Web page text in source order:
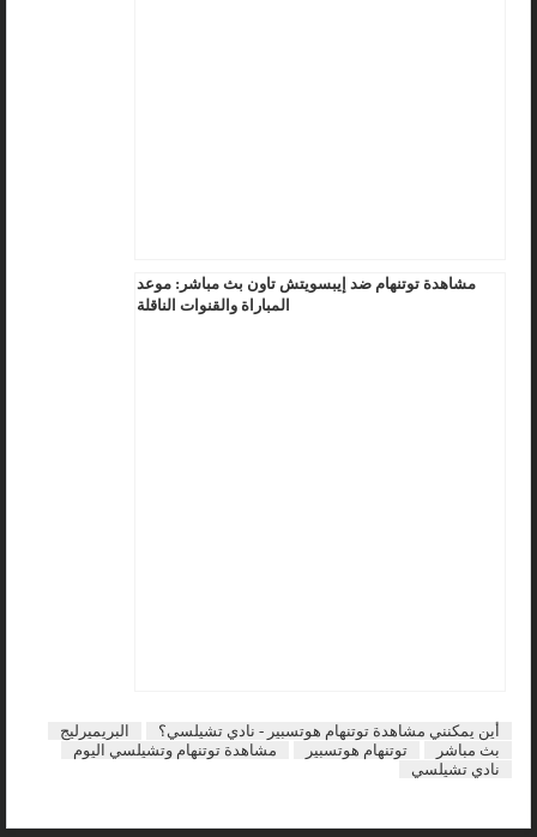
مشاهدة توتنهام ضد إيبسويتش تاون بث مباشر: موعد
المباراة والقنوات الناقلة
أين يمكنني مشاهدة توتنهام هوتسبير - نادي تشيلسي؟
البريميرليج
بث مباشر
توتنهام هوتسبير
مشاهدة توتنهام وتشيلسي اليوم
نادي تشيلسي